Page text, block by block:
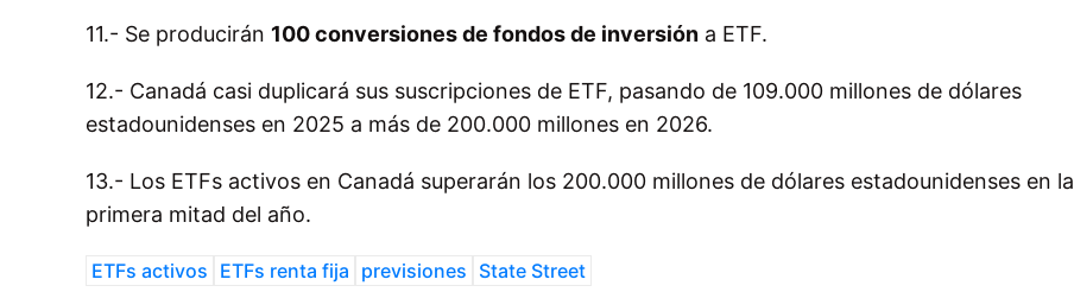
11.- Se producirán 100 conversiones de fondos de inversión a ETF.
12.- Canadá casi duplicará sus suscripciones de ETF, pasando de 109.000 millones de dólares
estadounidenses en 2025 a más de 200.000 millones en 2026.
13.- Los ETFs activos en Canadá superarán los 200.000 millones de dólares estadounidenses en la
primera mitad del año.
ETFs activos ETFs renta fija previsiones State Street